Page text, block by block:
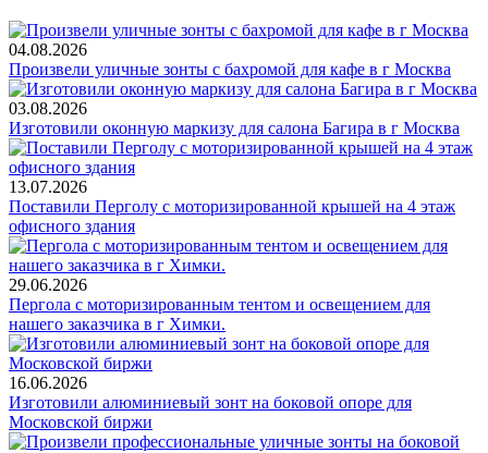
04.08.2026
Произвели уличные зонты с бахромой для кафе в г Москва
03.08.2026
Изготовили оконную маркизу для салона Багира в г Москва
13.07.2026
Поставили Перголу с моторизированной крышей на 4 этаж
офисного здания
29.06.2026
Пергола с моторизированным тентом и освещением для
нашего заказчика в г Химки.
16.06.2026
Изготовили алюминиевый зонт на боковой опоре для
Московской биржи